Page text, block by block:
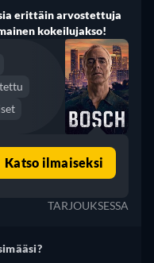
erittäin arvostettuja
kokeilujakso!
Katso ilmaiseksi
TARJOUKSESSA